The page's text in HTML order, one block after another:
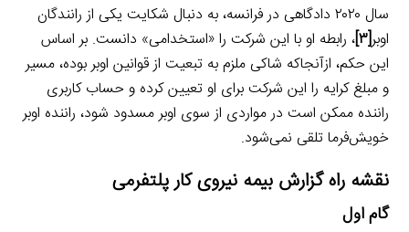
سال ۲۰۲۰ دادگاهی در فرانسه، به دنبال شکایت یکی از رانندگان
اوبر[۳] ، رابطه او با این شرکت را «استخدامی» دانست. بر اساس
این حکم، ازآنجاکه شاکی ملزم به تبعیت از قوانین اوبر بوده، مسیر
و مبلغ کرایه را این شرکت برای او تعیین کرده و حساب کاربری
راننده ممکن است در مواردی از سوی اوبر مسدود شود، راننده اوبر
خویش‌فرما تلقی نمی‌شود.
نقشه راه گزارش بیمه نیروی کار پلتفرمی
گام اول